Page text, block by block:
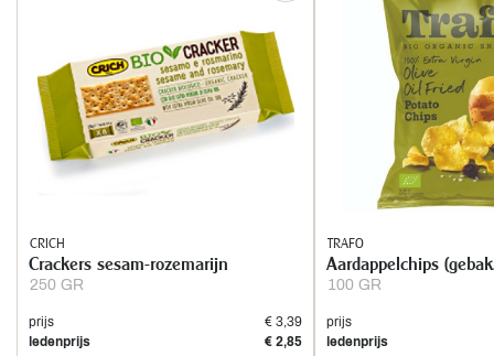
CRICH
250 GR
Crackers sesam-rozemarijn
prijs
€ 3,39
ledenprijs
€ 2,85
TRAFO
100 GR
Aardappelchips
prijs
ledenprijs